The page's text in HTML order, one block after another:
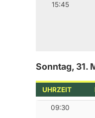
15:45
Sonntag, 31.
UHRZEIT
09:30